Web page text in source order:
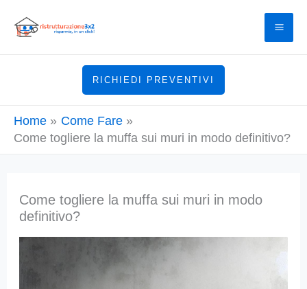
RICHIEDI PREVENTIVI
Home
Come Fare
Come togliere la muffa sui muri in modo definitivo?
Come togliere la muffa sui muri in modo
definitivo?